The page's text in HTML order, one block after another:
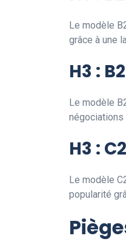
Le modèle
grâce à une
H3 :
Le modèle
H3 :
Le modèle
popularité